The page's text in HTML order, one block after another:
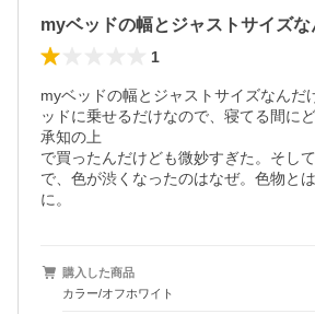
1
myベッドの幅とジャストサイズなんだ
ッドに乗せるだけなので、寝てる間に
承知の上
で買ったんだけども微妙すぎた。そし
で、色が渋くなったのはなぜ。色物と
に。
購入した商品
カラー/オフホワイト